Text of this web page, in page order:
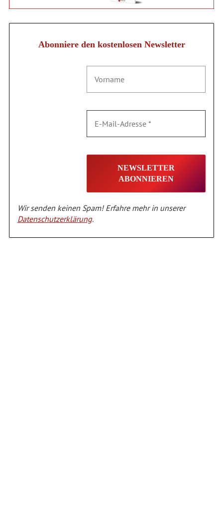
Abonniere den kostenlosen Newsletter
Wir senden keinen Spam! Erfahre mehr in unserer
Datenschutzerklärung.
Alternative: